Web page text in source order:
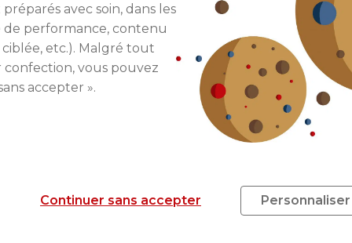
rédigé parJulie Sorli
années déjà, j’ai plaisir à partager les
de l’immobilier et de la défiscalisation
intéressées souhaitant investir en
avec soin, dans les
de performance, contenu
etc.). Malgré tout
confection, vous pouvez
accepter ».
Continuer sans accepter Personnaliser